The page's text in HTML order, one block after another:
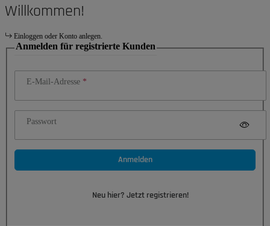
Willkommen!
Einloggen oder Konto anlegen.
Anmelden für registrierte Kunden
E-Mail-Adresse
Passwort
Anmelden
Neu hier? Jetzt registrieren!